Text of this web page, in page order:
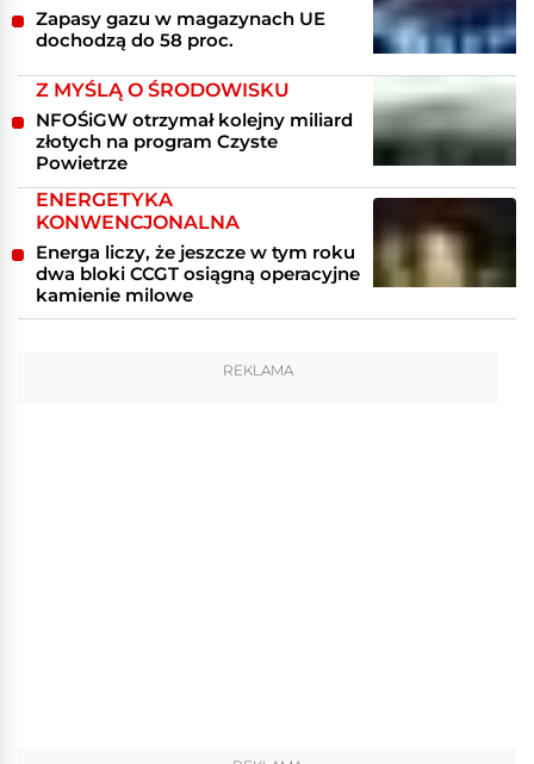
Zapasy gazu w magazynach UE
dochodzą do 58 proc.
Z MYŚLĄ O ŚRODOWISKU
NFOŚiGW otrzymał kolejny miliard
złotych na program Czyste
Powietrze
ENERGETYKA
KONWENCJONALNA
Energa liczy, że jeszcze w tym roku
dwa bloki CCGT osiągną operacyjne
kamienie milowe
REKLAMA